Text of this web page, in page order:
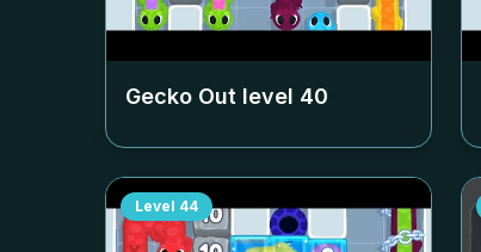
Gecko Out level 40
Level 44